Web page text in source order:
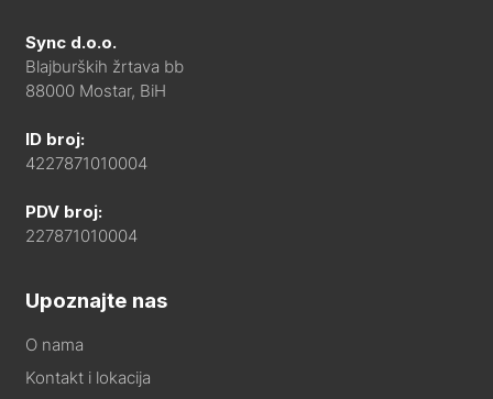
Sync d.o.o.
Blajburških žrtava bb
88000 Mostar, BiH
ID broj:
4227871010004
PDV broj:
227871010004
Upoznajte nas
O nama
Kontakt i lokacija